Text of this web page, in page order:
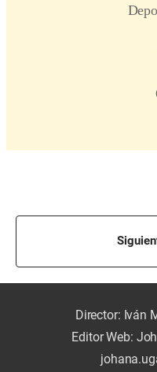
Director: Iván
Editor Web: